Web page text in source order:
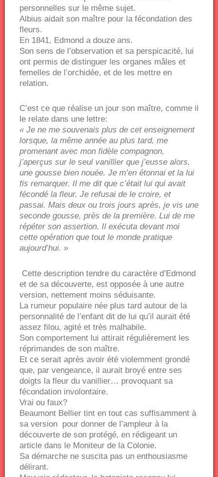
personnelles sur le même sujet.
Albius aidait son maître pour la fécondation des
fleurs.
En 1841, Edmond a douze ans.
Son sens de l’observation et sa perspicacité, lui
ont permis de distinguer les organes mâles et
femelles de l’orchidée, et de les mettre en
relation.
C’est ce que réalise un jour son maître, comme il
le relate dans une lettre:
« Je ne me souvenais plus de cet enseignement
lorsque, la même année au plus tard, me
promenant avec mon fidèle compagnon,
j’aperçus sur le seul vanillier que j’eusse alors,
une gousse bien nouée. Je m’en étonnai et la lui
fis remarquer. Il me dit que c’était lui qui avait
fécondé la fleur. Je refusai de le croire, et
passai. Mais deux ou trois jours après, je vis une
seconde gousse, près de la première. Lui de me
répéter son assertion. Il exécuta devant moi
cette opération que tout le monde pratique
aujourd’hui. »
Cette description tendre du caractère d’Edmond
et de sa découverte, est opposée à une autre
version, nettement moins séduisante.
La rumeur populaire née plus tard autour de la
personnalité de l’enfant dit de lui qu’il aurait été
assez filou, agité et très malhabile.
Son comportement lui attirait régulièrement les
réprimandes de son maître.
Et ce serait après avoir été violemment grondé
que, par vengeance, il aurait broyé entre ses
doigts la fleur du vanillier… provoquant sa
fécondation involontaire.
Vrai ou faux?
Beaumont Bellier tint en tout cas suffisamment à
sa version pour donner de l’ampleur à la
découverte de son protégé, en rédigeant un
article dans le Moniteur de la Colonie.
Sa démarche ne suscita pas un enthousiasme
délirant.